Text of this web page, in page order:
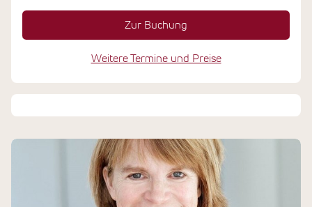
Zur Buchung
Weitere Termine und Preise